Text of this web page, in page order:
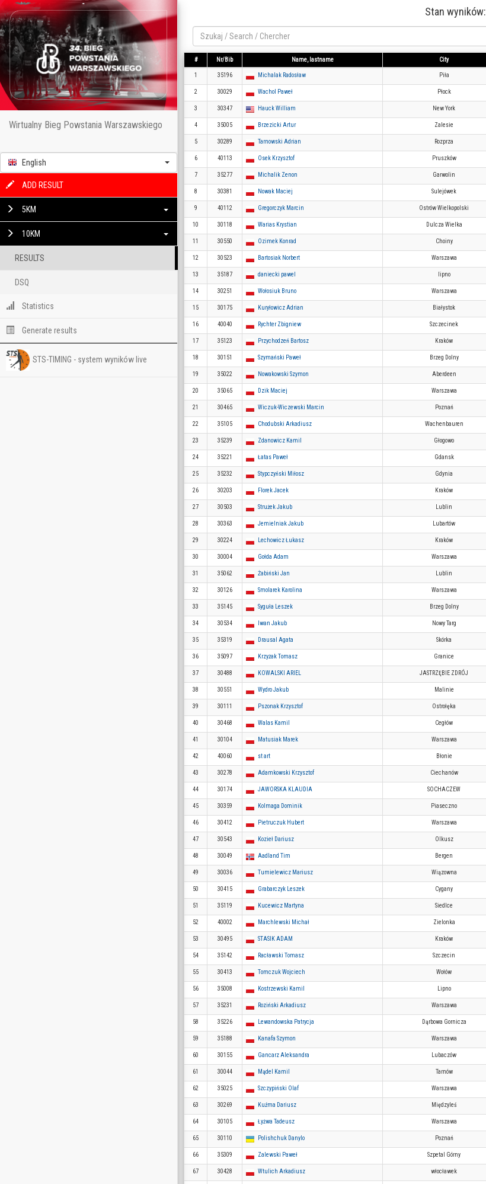
Wirtualny Bieg Powstania Warszawskiego
English
ADD RESULT
5KM
10KM
RESULTS
DSQ
Statistics
Generate results
STS-TIMING - system wyników live
Stan wyników:
# Nr/Bib Name, lastname City
1 35196 Michalak Radosław Piła
2 30029 Wachol Paweł Płock
3 30347 Hauck William New York
4 35005 Brzezicki Artur Zalesie
5 30289 Tarnowski Adrian Rozprza
6 40113 Osek Krzysztof Pruszków
7 35277 Michalik Zenon Garwolin
8 30381 Nowak Maciej Sulejówek
9 40112 Gregorczyk Marcin Ostrów Wielkopolski
10 30118 Warias Krystian Dulcza Wielka
11 30550 Ozimek Konrad Choiny
12 30523 Bartosiak Norbert Warszawa
13 35187 daniecki pawel lipno
14 30251 Wołosiuk Bruno Warszawa
15 30175 Kuryłowicz Adrian Białystok
16 40040 Rychter Zbigniew Szczecinek
17 35123 Przychodzeń Bartosz Kraków
18 30151 Szymański Paweł Brzeg Dolny
19 35022 Nowakowski Szymon Aberdeen
20 35065 Dzik Maciej Warszawa
21 30465 Wiczuk-Wiczewski Marcin Poznań
22 35105 Chodubski Arkadiusz Wachenbauren
23 35239 Zdanowicz Kamil Głogowo
24 35221 Łatas Paweł Gdansk
25 35232 Stypczyński Miłosz Gdynia
26 30203 Florek Jacek Kraków
27 30503 Strużek Jakub Lublin
28 30363 Jemielniak Jakub Lubartów
29 30224 Lechowicz Łukasz Kraków
30 30004 Gołda Adam Warszawa
31 35062 Żabiński Jan Lublin
32 30126 Smolarek Karolina Warszawa
33 35145 Syguła Leszek Brzeg Dolny
34 30534 Iwan Jakub Nowy Targ
35 35319 Drausal Agata Skórka
36 35097 Krzyżak Tomasz Granice
37 30488 KOWALSKI ARIEL JASTRZĘBIE ZDRÓJ
38 30551 Wydro Jakub Malinie
39 30111 Pszonak Krzysztof Ostrołęka
40 30468 Walas Kamil Cegłów
41 30104 Matusiak Marek Warszawa
42 40060 st art Błonie
43 30278 Adamkowski Krzysztof Ciechanów
44 30174 JAWORSKA KLAUDIA SOCHACZEW
45 30359 Kolmaga Dominik Piaseczno
46 30412 Pietruczuk Hubert Warszawa
47 30543 Kozieł Dariusz Olkusz
48 30049 Aadland Tim Bergen
49 30036 Tumielewicz Mariusz Wiązowna
50 30415 Grabarczyk Leszek Cygany
51 35119 Kucewicz Martyna Siedlce
52 40002 Marchlewski Michał Zielonka
53 30495 STASIK ADAM Kraków
54 35142 Racławski Tomasz Szczecin
55 30413 Tomczuk Wojciech Wołów
56 35008 Kostrzewski Kamil Lipno
57 35231 Roziński Arkadiusz Warszawa
58 35226 Lewandowska Patrycja Dąrbowa Gornicza
59 35188 Kanafa Szymon Warszawa
60 30155 Gancarz Aleksandra Lubaczów
61 30044 Mądel Kamil Tarnów
62 35025 Szczypiński Olaf Warszawa
63 30269 Kuźma Dariusz Międzyleś
64 30105 Łyżwa Tadeusz Warszawa
65 30110 Polishchuk Danylo Poznań
66 35309 Zalewski Paweł Szpetal Górny
67 30428 Wtulich Arkadiusz włocławek